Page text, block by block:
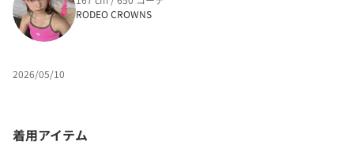
RODEO CROWNS
2026/05/10
着用アイテム